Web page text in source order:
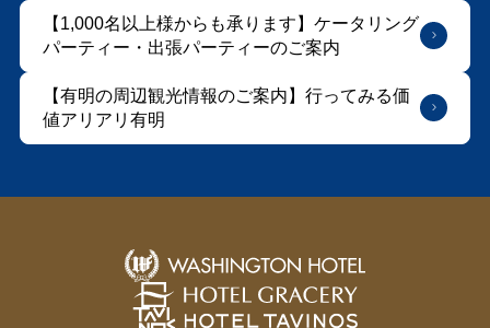
【1,000名以上様からも承ります】ケータリング
パーティー・出張パーティーのご案内
【有明の周辺観光情報のご案内】行ってみる価
値アリアリ有明